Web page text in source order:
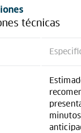
técnicas